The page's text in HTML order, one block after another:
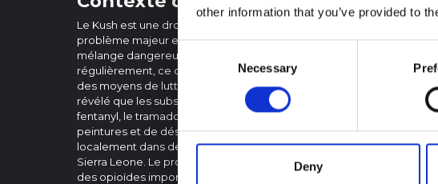
other information that you’ve provided to
Selection
Necessary
Deny
Le Kush est une drogue synthétique récemment introduite qui est
problème majeur en Afrique de l’Ouest, en particulier en Sierra
mélange dangereux de plusieurs substances, dont la composition
régulièrement, ce qui rend difficile pour les autorités de comprendre
des moyens de lutter contre son utilisation. Cependant, la plupart
révélé que les substances de base trouvées dans le Kush sont le
fentanyl, le tramadol et le formaldéhyde. Des rapports ont fait état
peintures et de désinfectants comme ingrédients constitutifs. Le
localement dans des laboratoires de fortune gérés par des gangs
Sierra Leone. Le processus consiste à mélanger du cannabis
des opioïdes importés, comme le fentanyl (un puissant opioïde